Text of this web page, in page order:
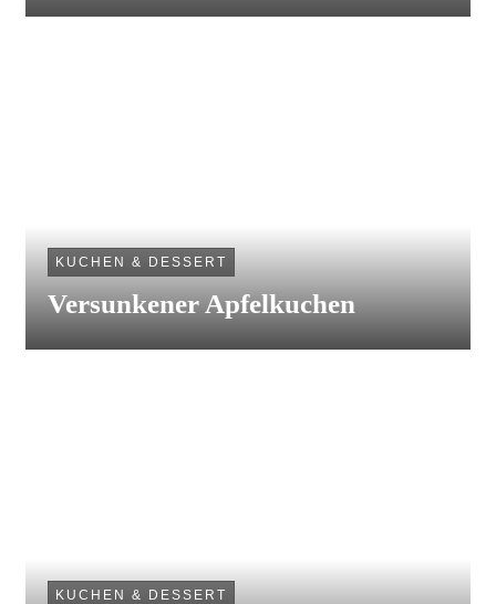
KUCHEN & DESSERT
Versunkener Apfelkuchen
KUCHEN & DESSERT